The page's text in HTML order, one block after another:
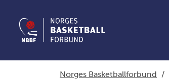
Norges Basketballforbund /